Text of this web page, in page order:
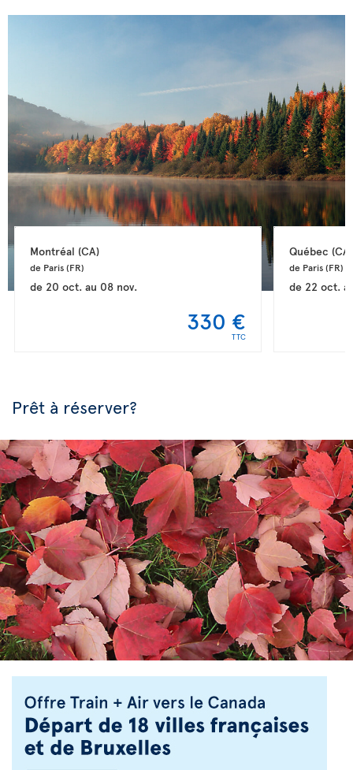
Montréal (CA)
de Paris (FR)
de 20 oct.au 08 nov.
330 €
TTC
Québec (CA)
de Paris (FR)
de 22 oct.
Prêt à réserver?